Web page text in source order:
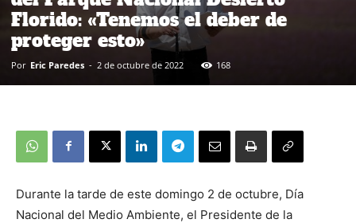
Florido: «Tenemos el deber de
proteger esto»
Por Eric Paredes - 2 de octubre de 2022 168
Durante la tarde de este domingo 2 de octubre, Día
Nacional del Medio Ambiente, el Presidente de la